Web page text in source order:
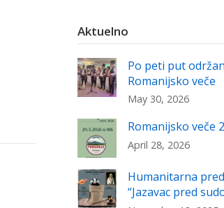
Aktuelno
Po peti put
Romanijsko veče
May 30, 2026
Romanijsko veče
April 28, 2026
Humanitarna
“Jazavac pred